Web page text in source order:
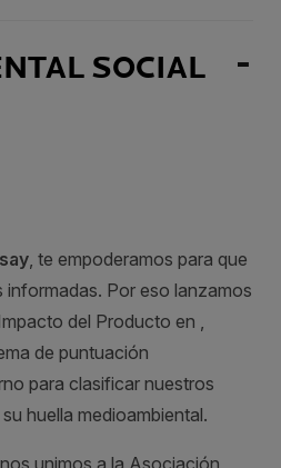
SOCIAL